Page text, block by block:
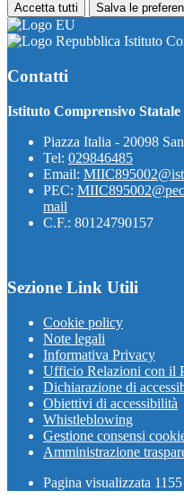
Accetta tutti Salva le
Istituto
Contatti
Istituto Comprensivo Statale
Piazza Italia - 20098
Tel: 029846485
Email:
PEC:
mail
C.F.: 80124790157
Sezione Link Utili
Cookie policy
Note legali
Informativa Privacy
Ufficio Relazioni con il
Dichiarazione di
Obiettivi di accessibilità
Whistleblowing
Gestione consensi
Amministrazione
Pagina visualizzata 1155